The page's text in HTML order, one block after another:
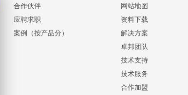
合作伙伴
应聘求职
案例（按产品分）
网站地图
资料下载
解决方案
卓邦团队
技术支持
技术服务
合作加盟